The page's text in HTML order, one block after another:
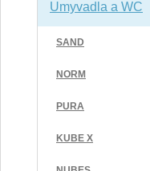
Umyvadla a WC
SAND
NORM
PURA
KUBE X